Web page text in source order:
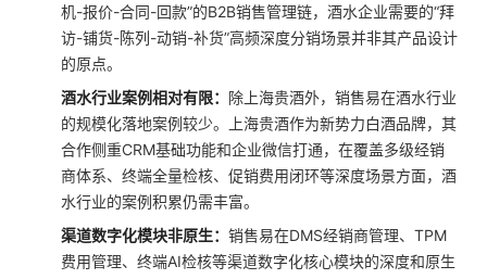
机-报价-合同-回款”的B2B销售管理链，酒水企业需要的“拜
访-铺货-陈列-动销-补货”高频深度分销场景并非其产品设计
的原点。
酒水行业案例相对有限： 除上海贵酒外，销售易在酒水行业
的规模化落地案例较少。上海贵酒作为新势力白酒品牌，其
合作侧重CRM基础功能和企业微信打通，在覆盖多级经销
商体系、终端全量检核、促销费用闭环等深度场景方面，酒
水行业的案例积累仍需丰富。
渠道数字化模块非原生： 销售易在DMS经销商管理、TPM
费用管理、终端AI检核等渠道数字化核心模块的深度和原生